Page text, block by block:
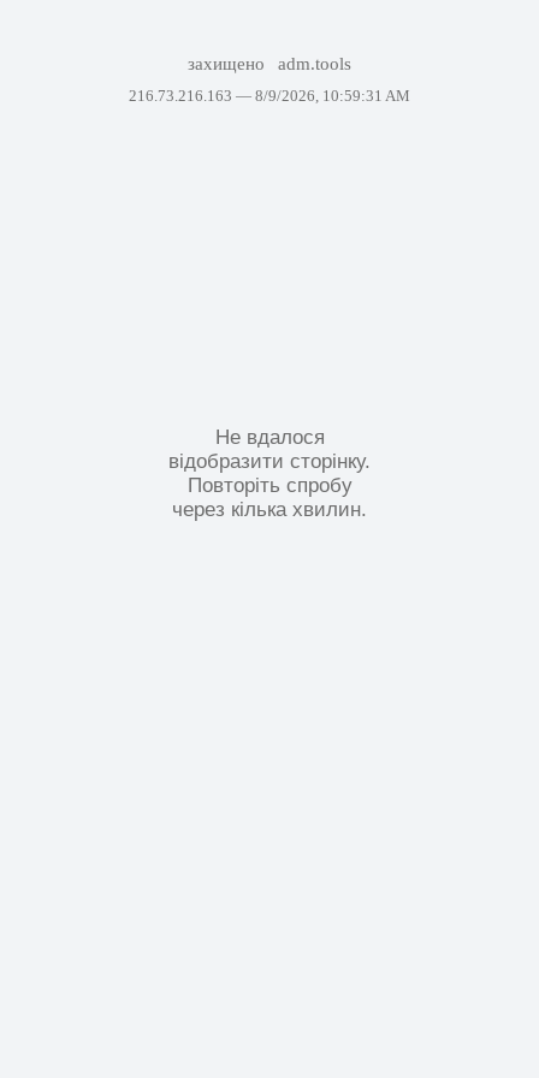
захищено adm.tools
216.73.216.163 — 8/9/2026, 10:59:31 AM
Не вдалося
відобразити сторінку.
Повторіть спробу
через кілька хвилин.